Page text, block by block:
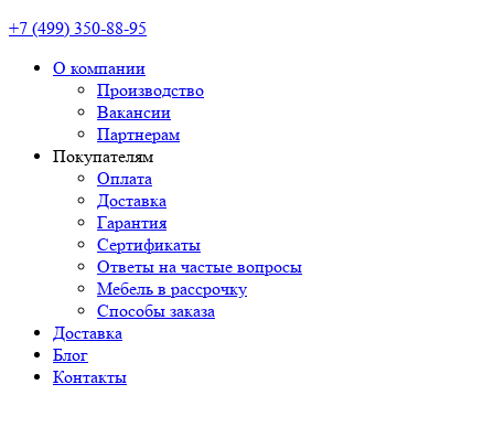
+7 (499) 350-88-95
О компании
Производство
Вакансии
Партнерам
Покупателям
Оплата
Доставка
Гарантия
Сертификаты
Ответы на частые вопросы
Мебель в рассрочку
Способы заказа
Доставка
Блог
Контакты